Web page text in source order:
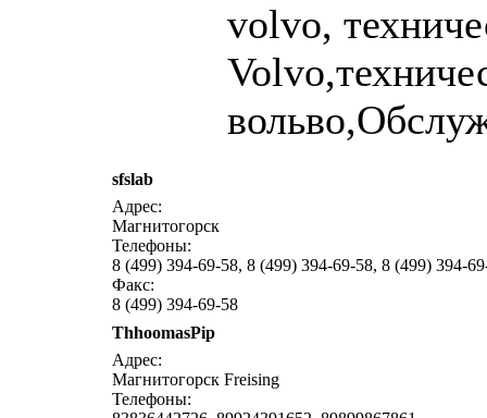
volvo,
sfslab
Адрес:
Магнитогорск
Телефоны:
8 (499) 394-69-58, 8 (499) 394-69-58, 8 (499) 394-
Факс:
8 (499) 394-69-58
ThhoomasPip
Адрес:
Магнитогорск Freising
Телефоны: